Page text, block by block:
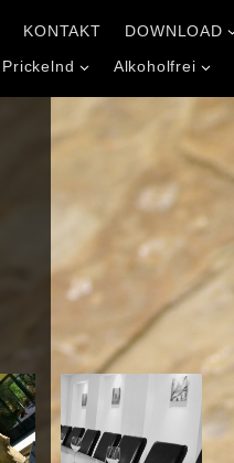
KONTAKT DOWNLOAD
Prickelnd Alkoholfrei